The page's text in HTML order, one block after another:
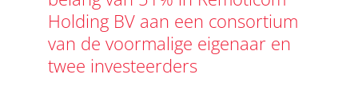
Holding BV aan een consortium
van de voormalige eigenaar en
twee investeerders